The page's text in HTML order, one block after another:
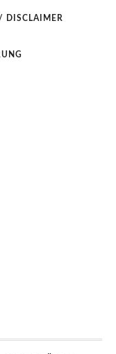
DISCLAIMER